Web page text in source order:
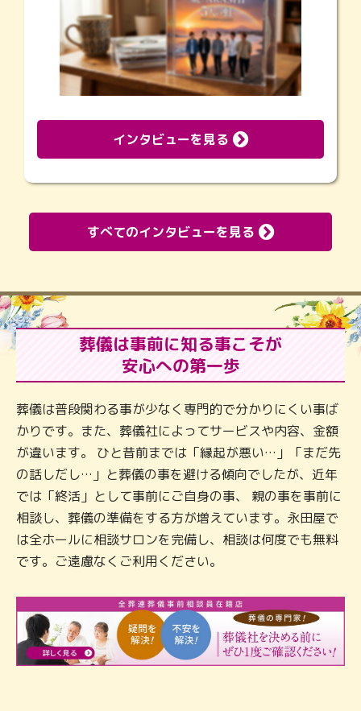
インタビューを見る
すべてのインタビューを見る
葬儀は事前に知る事こそが
安心への第一歩
葬儀は普段関わる事が少なく専門的で分かりにくい事ば
かりです。また、葬儀社によってサービスや内容、金額
が違います。 ひと昔前までは「縁起が悪い…」「まだ先
の話しだし…」と葬儀の事を避ける傾向でしたが、近年
では「終活」として事前にご自身の事、 親の事を事前に
相談し、葬儀の準備をする方が増えています。永田屋で
は全ホールに相談サロンを完備し、相談は何度でも無料
です。ご遠慮なくご利用ください。